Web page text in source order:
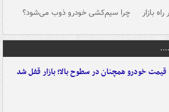
بازار چرا سیم‌کشی خودرو ذوب می‌شود؟
قیمت خودرو همچنان در سطوح بالا؛ بازار قفل شد